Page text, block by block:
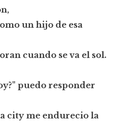
un hijo de esa
cuando se va el sol.
puedo responder
city me endurecio la